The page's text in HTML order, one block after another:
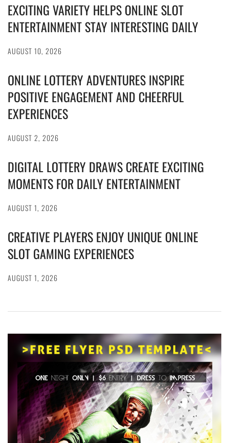
EXCITING VARIETY HELPS ONLINE SLOT
ENTERTAINMENT STAY INTERESTING DAILY
AUGUST 10, 2026
ONLINE LOTTERY ADVENTURES INSPIRE
POSITIVE ENGAGEMENT AND CHEERFUL
EXPERIENCES
AUGUST 2, 2026
DIGITAL LOTTERY DRAWS CREATE EXCITING
MOMENTS FOR DAILY ENTERTAINMENT
AUGUST 1, 2026
CREATIVE PLAYERS ENJOY UNIQUE ONLINE
SLOT GAMING EXPERIENCES
AUGUST 1, 2026